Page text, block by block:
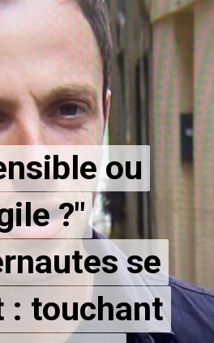
ou
?"
se
: touchant
ou
?"
se
: touchant